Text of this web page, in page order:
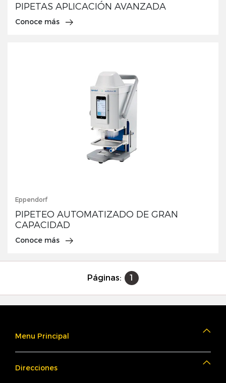
PIPETAS APLICACIÓN AVANZADA
Conoce más
Eppendorf
PIPETEO AUTOMATIZADO DE GRAN
CAPACIDAD
Conoce más
Páginas: 1
Menu Principal
Direcciones